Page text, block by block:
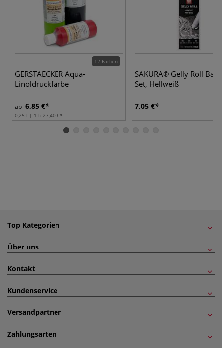
12 Farben
GERSTAECKER Aqua-
Linoldruckfarbe
ab 6,85 €
0,25 l | 1 l: 27,40 €
SAKURA® Gelly Roll
Set, Hellweiß
7,05 €
Top Kategorien
Über uns
Kontakt
Kundenservice
Versandpartner
Zahlungsarten